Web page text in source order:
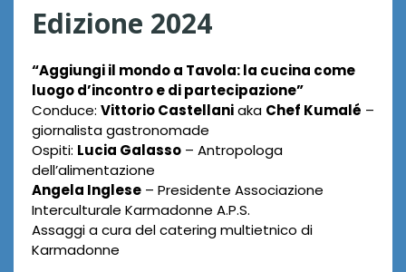
Edizione 2024
“Aggiungi il mondo a Tavola: la cucina come
luogo d’incontro e di partecipazione”
Conduce: Vittorio Castellaniaka Chef Kumalé –
giornalista gastronomade
Ospiti: Lucia Galasso – Antropologa
dell’alimentazione
Angela Inglese – Presidente Associazione
Interculturale Karmadonne A.P.S.
Assaggi a cura del catering multietnico di
Karmadonne